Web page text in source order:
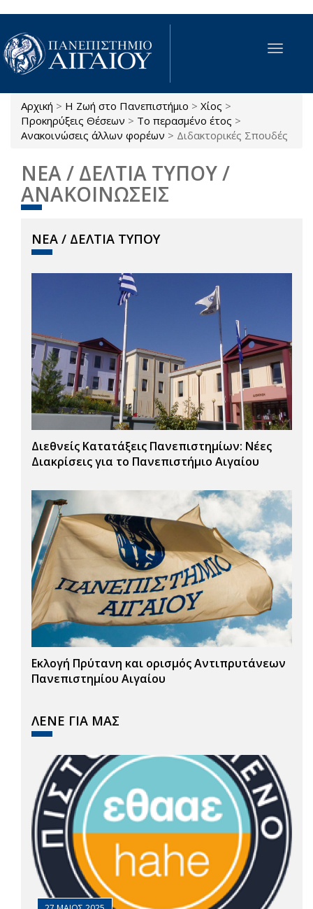
Παράκαμψη προς το κυρίως περιεχόμενο
Toggle
Είστε εδώ
Αρχική > Η Ζωή στο Πανεπιστήμιο > Χίος >
Προκηρύξεις Θέσεων > Το περασμένο έτος >
Ανακοινώσεις άλλων φορέων > Διδακτορικές Σπουδές
ΝΕΑ / ΔΕΛΤΙΑ ΤΥΠΟΥ /
ΑΝΑΚΟΙΝΩΣΕΙΣ
ΝΕΑ / ΔΕΛΤΙΑ ΤΥΠΟΥ
Διεθνείς Κατατάξεις Πανεπιστημίων: Νέες
Διακρίσεις για το Πανεπιστήμιο Αιγαίου
Εκλογή Πρύτανη και ορισμός Αντιπρυτάνεων
Πανεπιστημίου Αιγαίου
ΛΕΝΕ ΓΙΑ ΜΑΣ